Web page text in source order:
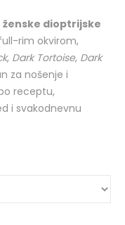
ženske dioptrijske
rim okvirom,
, Dark Tortoise, Dark
za nošenje i
receptu,
i svakodnevnu